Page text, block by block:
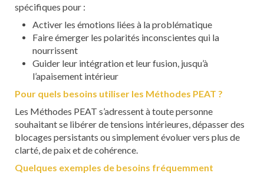
spécifiques pour :
Activer les émotions liées à la problématique
Faire émerger les polarités inconscientes qui la
nourrissent
Guider leur intégration et leur fusion, jusqu’à
l’apaisement intérieur
Pour quels besoins utiliser les Méthodes PEAT ?
Les Méthodes PEAT s’adressent à toute personne
souhaitant se libérer de tensions intérieures, dépasser des
blocages persistants ou simplement évoluer vers plus de
clarté, de paix et de cohérence.
Quelques exemples de besoins fréquemment